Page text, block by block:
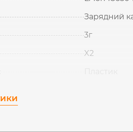
Зарядний
3г
X2